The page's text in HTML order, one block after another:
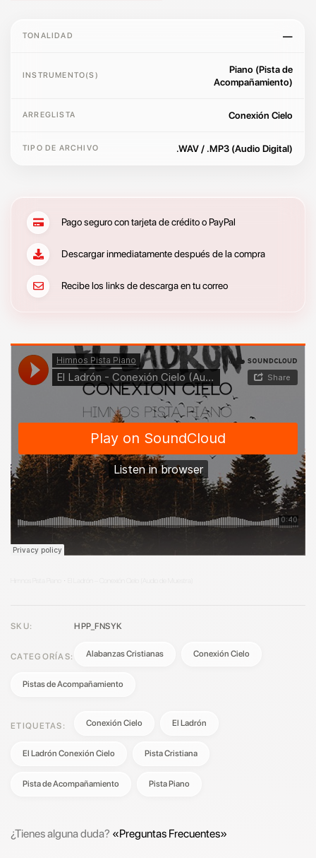
TONALIDAD —
INSTRUMENTO(S)
Piano (Pista de
Acompañamiento)
ARREGLISTA Conexión Cielo
TIPO DE ARCHIVO .WAV / .MP3 (Audio Digital)
Pago seguro con tarjeta de crédito o PayPal
Descargar inmediatamente después de la compra
Recibe los links de descarga en tu correo
·
SKU: HPP_FNSYK
CATEGORÍAS: Alabanzas Cristianas Conexión Cielo
Pistas de Acompañamiento
ETIQUETAS: Conexión Cielo El Ladrón
El Ladrón Conexión Cielo Pista Cristiana
Pista de Acompañamiento Pista Piano
¿Tienes alguna duda? «Preguntas Frecuentes»